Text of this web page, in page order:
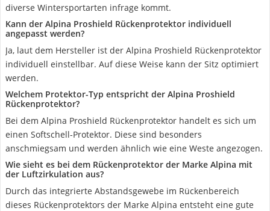
diverse Wintersportarten infrage kommt.
Kann der Alpina Proshield Rückenprotektor individuell
angepasst werden?
Ja, laut dem Hersteller ist der Alpina Proshield Rückenprotektor
individuell einstellbar. Auf diese Weise kann der Sitz optimiert
werden.
Welchem Protektor-Typ entspricht der Alpina Proshield
Rückenprotektor?
Bei dem Alpina Proshield Rückenprotektor handelt es sich um
einen Softschell-Protektor. Diese sind besonders
anschmiegsam und werden ähnlich wie eine Weste angezogen.
Wie sieht es bei dem Rückenprotektor der Marke Alpina mit
der Luftzirkulation aus?
Durch das integrierte Abstandsgewebe im Rückenbereich
dieses Rückenprotektors der Marke Alpina entsteht eine gute